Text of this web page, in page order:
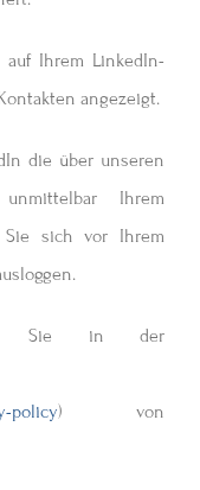
Ihrem LinkedIn-
angezeigt.
die über unseren
Ihrem
Sie sich vor Ihrem
Sie in der
policy) von